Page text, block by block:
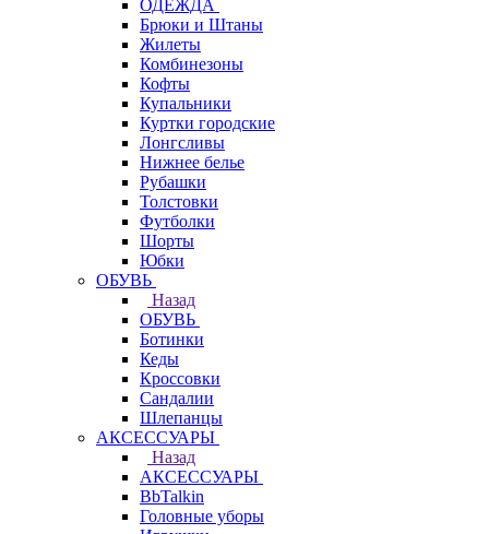
ОДЕЖДА
Брюки и Штаны
Жилеты
Комбинезоны
Кофты
Купальники
Куртки городские
Лонгсливы
Нижнее белье
Рубашки
Толстовки
Футболки
Шорты
Юбки
ОБУВЬ
Назад
ОБУВЬ
Ботинки
Кеды
Кроссовки
Сандалии
Шлепанцы
АКСЕССУАРЫ
Назад
АКСЕССУАРЫ
BbTalkin
Головные уборы